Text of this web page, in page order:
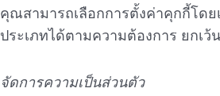
คุณสามารถเลือกการตั้งค่าคุกกี้โด
ประเภทได้ตามความต้องการ ยกเว้
จัดการความเป็นส่วนตัว